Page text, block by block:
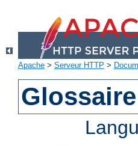
Apache > Serveur HTTP >
Glossaire